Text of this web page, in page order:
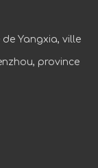
Yangxia, ville
province